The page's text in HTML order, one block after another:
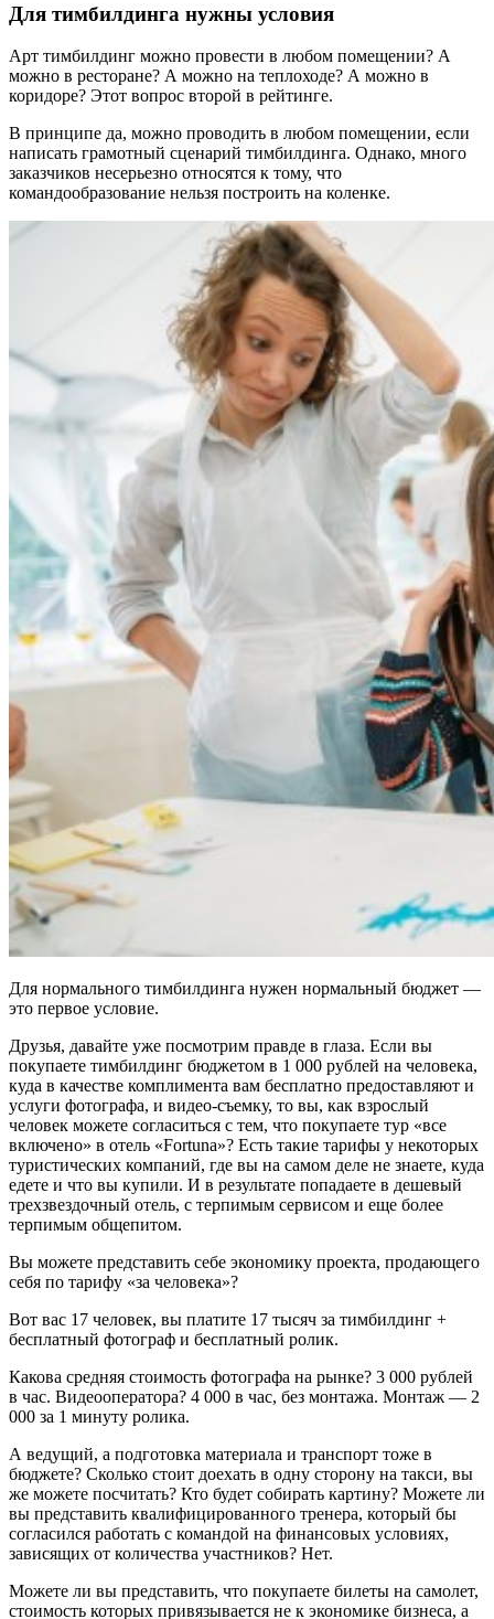
Для тимбилдинга нужны условия
Арт тимбилдинг можно провести в любом помещении? А
можно в ресторане? А можно на теплоходе? А можно в
коридоре? Этот вопрос второй в рейтинге.
В принципе да, можно проводить в любом помещении, если
написать грамотный сценарий тимбилдинга. Однако, много
заказчиков несерьезно относятся к тому, что
командообразование нельзя построить на коленке.
Для нормального тимбилдинга нужен нормальный бюджет —
это первое условие.
Друзья, давайте уже посмотрим правде в глаза. Если вы
покупаете тимбилдинг бюджетом в 1 000 рублей на человека,
куда в качестве комплимента вам бесплатно предоставляют и
услуги фотографа, и видео-съемку, то вы, как взрослый
человек можете согласиться с тем, что покупаете тур «все
включено» в отель «Fortuna»? Есть такие тарифы у некоторых
туристических компаний, где вы на самом деле не знаете, куда
едете и что вы купили. И в результате попадаете в дешевый
трехзвездочный отель, с терпимым сервисом и еще более
терпимым общепитом.
Вы можете представить себе экономику проекта, продающего
себя по тарифу «за человека»?
Вот вас 17 человек, вы платите 17 тысяч за тимбилдинг +
бесплатный фотограф и бесплатный ролик.
Какова средняя стоимость фотографа на рынке? 3 000 рублей
в час. Видеооператора? 4 000 в час, без монтажа. Монтаж — 2
000 за 1 минуту ролика.
А ведущий, а подготовка материала и транспорт тоже в
бюджете? Сколько стоит доехать в одну сторону на такси, вы
же можете посчитать? Кто будет собирать картину? Можете ли
вы представить квалифицированного тренера, который бы
согласился работать с командой на финансовых условиях,
зависящих от количества участников? Нет.
Можете ли вы представить, что покупаете билеты на самолет,
стоимость которых привязывается не к экономике бизнеса, а